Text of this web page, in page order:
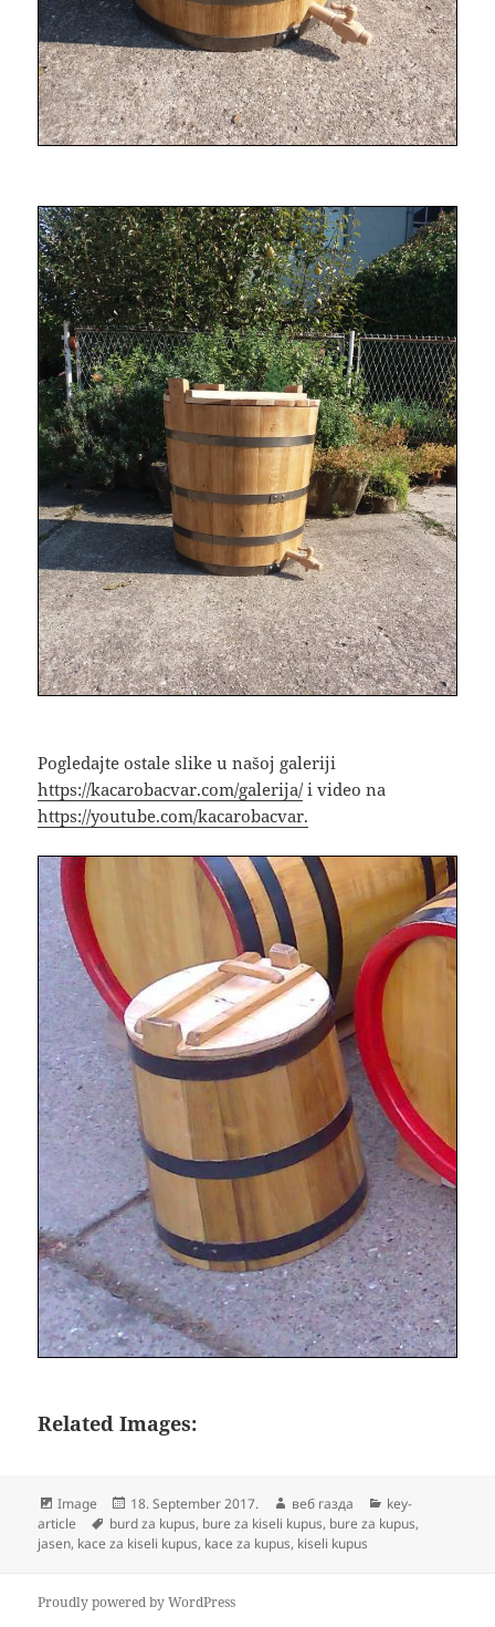
Pogledajte ostale slike u našoj galeriji
https://kacarobacvar.com/galerija/i video na
https://youtube.com/kacarobacvar.
Related Images:
Format
Image
Posted
on
18. September 2017. Author
веб газда Categories
key-
article
Tags
burd za kupus, bure za kiseli kupus, bure za kupus,
jasen, kace za kiseli kupus, kace za kupus, kiseli kupus
Proudly powered by WordPress